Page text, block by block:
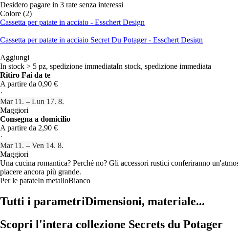
Desidero pagare in 3 rate senza interessi
Colore (2)
Cassetta per patate in acciaio - Esschert Design
Cassetta per patate in acciaio Secret Du Potager - Esschert Design
Aggiungi
In stock > 5 pz, spedizione immediataIn stock, spedizione immediata
Ritiro Fai da te
A partire da 0,90 €
·
Mar 11. – Lun 17. 8.
Maggiori
Consegna a domicilio
A partire da 2,90 €
·
Mar 11. – Ven 14. 8.
Maggiori
Una cucina romantica? Perché no? Gli accessori rustici conferiranno
piacere ancora più grande.
Per le patateIn metalloBianco
Tutti i parametriDimensioni, materiale...
Scopri l'intera collezione Secrets du Potager